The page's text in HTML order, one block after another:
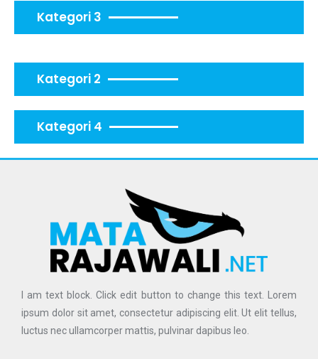
Kategori 3
Kategori 2
Kategori 4
I am text block. Click edit button to change this text. Lorem
ipsum dolor sit amet, consectetur adipiscing elit. Ut elit tellus,
luctus nec ullamcorper mattis, pulvinar dapibus leo.